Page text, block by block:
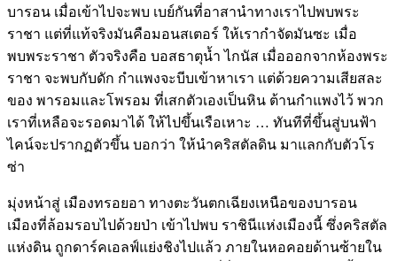
บารอน เมื่อเข้าไปจะพบ เบย์กันที่อาสานำทางเราไปพบพระ
ราชา แต่ที่แท้จริงมันคือมอนสเตอร์ ให้เรากำจัดมันซะ เมื่อ
พบพระราชา ตัวจริงคือ บอสธาตุน้ำ ไกนัส เมื่อออกจากห้องพระ
ราชา จะพบกับดัก กำแพงจะบีบเข้าหาเรา แต่ด้วยความเสียสละ
ของ พารอมและโพรอม ที่เสกตัวเองเป็นหิน ต้านกำแพงไว้ พวก
เราที่เหลือจะรอดมาได้ ให้ไปขึ้นเรือเหาะ … ทันทีที่ขึ้นสู่บนฟ้า
ไคน์จะปรากฏตัวขึ้น บอกว่า ให้นำคริสตัลดิน มาแลกกับตัวโร
ซ่า
มุ่งหน้าสู่ เมืองทรอยอา ทางตะวันตกเฉียงเหนือของบารอน
เมืองที่ล้อมรอบไปด้วยป่า เข้าไปพบ ราชินีแห่งเมืองนี้ ซึ่งคริสตัล
แห่งดิน ถูกดาร์คเอลฟ์แย่งชิงไปแล้ว ภายในหอคอยด้านซ้ายใน